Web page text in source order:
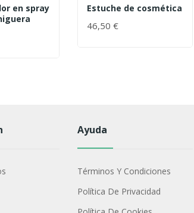
en spray
Estuche de cosmética
46,50 €
Ayuda
Términos Y Condiciones
Política De Privacidad